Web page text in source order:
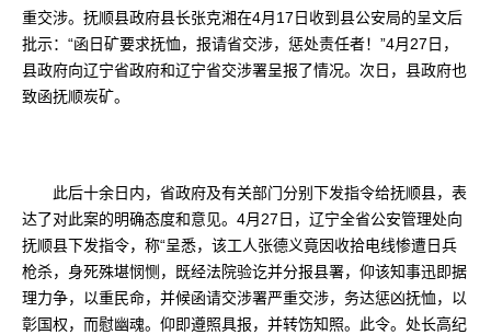
重交涉。抚顺县政府县长张克湘在4月17日收到县公安局的呈文后
批示：“函日矿要求抚恤，报请省交涉，惩处责任者！”4月27日，
县政府向辽宁省政府和辽宁省交涉署呈报了情况。次日，县政府也
致函抚顺炭矿。
此后十余日内，省政府及有关部门分别下发指令给抚顺县，表
达了对此案的明确态度和意见。4月27日，辽宁全省公安管理处向
抚顺县下发指令，称“呈悉，该工人张德义竟因收拾电线惨遭日兵
枪杀，身死殊堪悯恻，既经法院验讫并分报县署，仰该知事迅即据
理力争，以重民命，并候函请交涉署严重交涉，务达惩凶抚恤，以
彰国权，而慰幽魂。仰即遵照具报，并转饬知照。此令。处长高纪